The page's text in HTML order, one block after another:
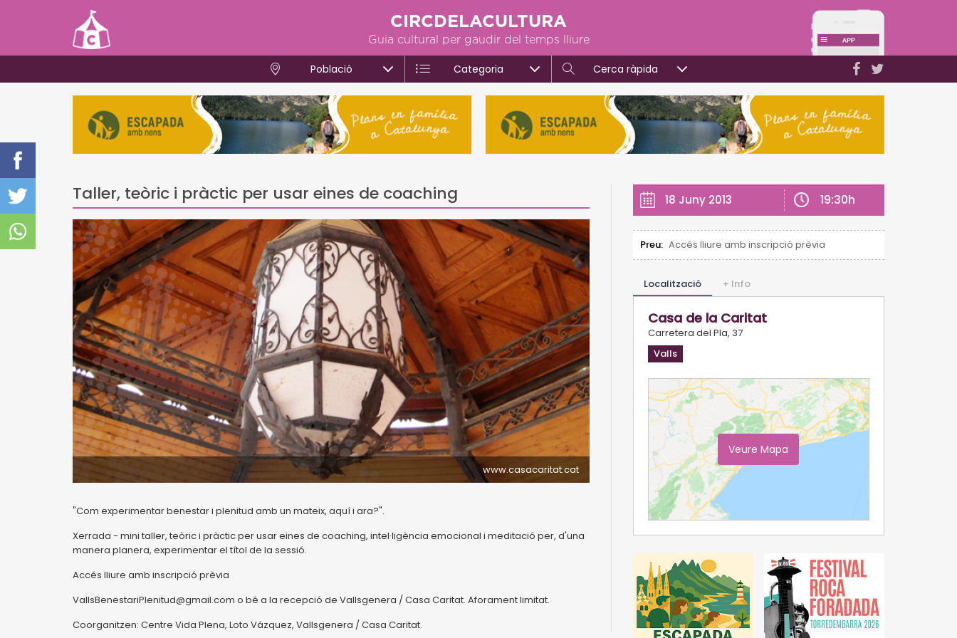
CIRCDELACULTURA
Guia cultural per gaudir del temps lliure
Població Categoria Cerca ràpida
Taller, teòric i pràctic per usar eines de coaching
www.casacaritat.cat
"Com experimentar benestar i plenitud amb un mateix, aquí i ara?".
Xerrada - mini taller, teòric i pràctic per usar eines de coaching, intel·ligència emocional i meditació per, d'una
manera planera, experimentar el títol de la sessió.
Accés lliure amb inscripció prèvia
VallsBenestariPlenitud@gmail.com o bé a la recepció de Vallsgenera / Casa Caritat. Aforament limitat.
Coorganitzen: Centre Vida Plena, Loto Vázquez, Vallsgenera / Casa Caritat.
18 Juny 2013 19:30h
Preu: Accés lliure amb inscripció prèvia
Localització + Info
Casa de la Caritat
Carretera del Pla, 37
Valls
Veure Mapa